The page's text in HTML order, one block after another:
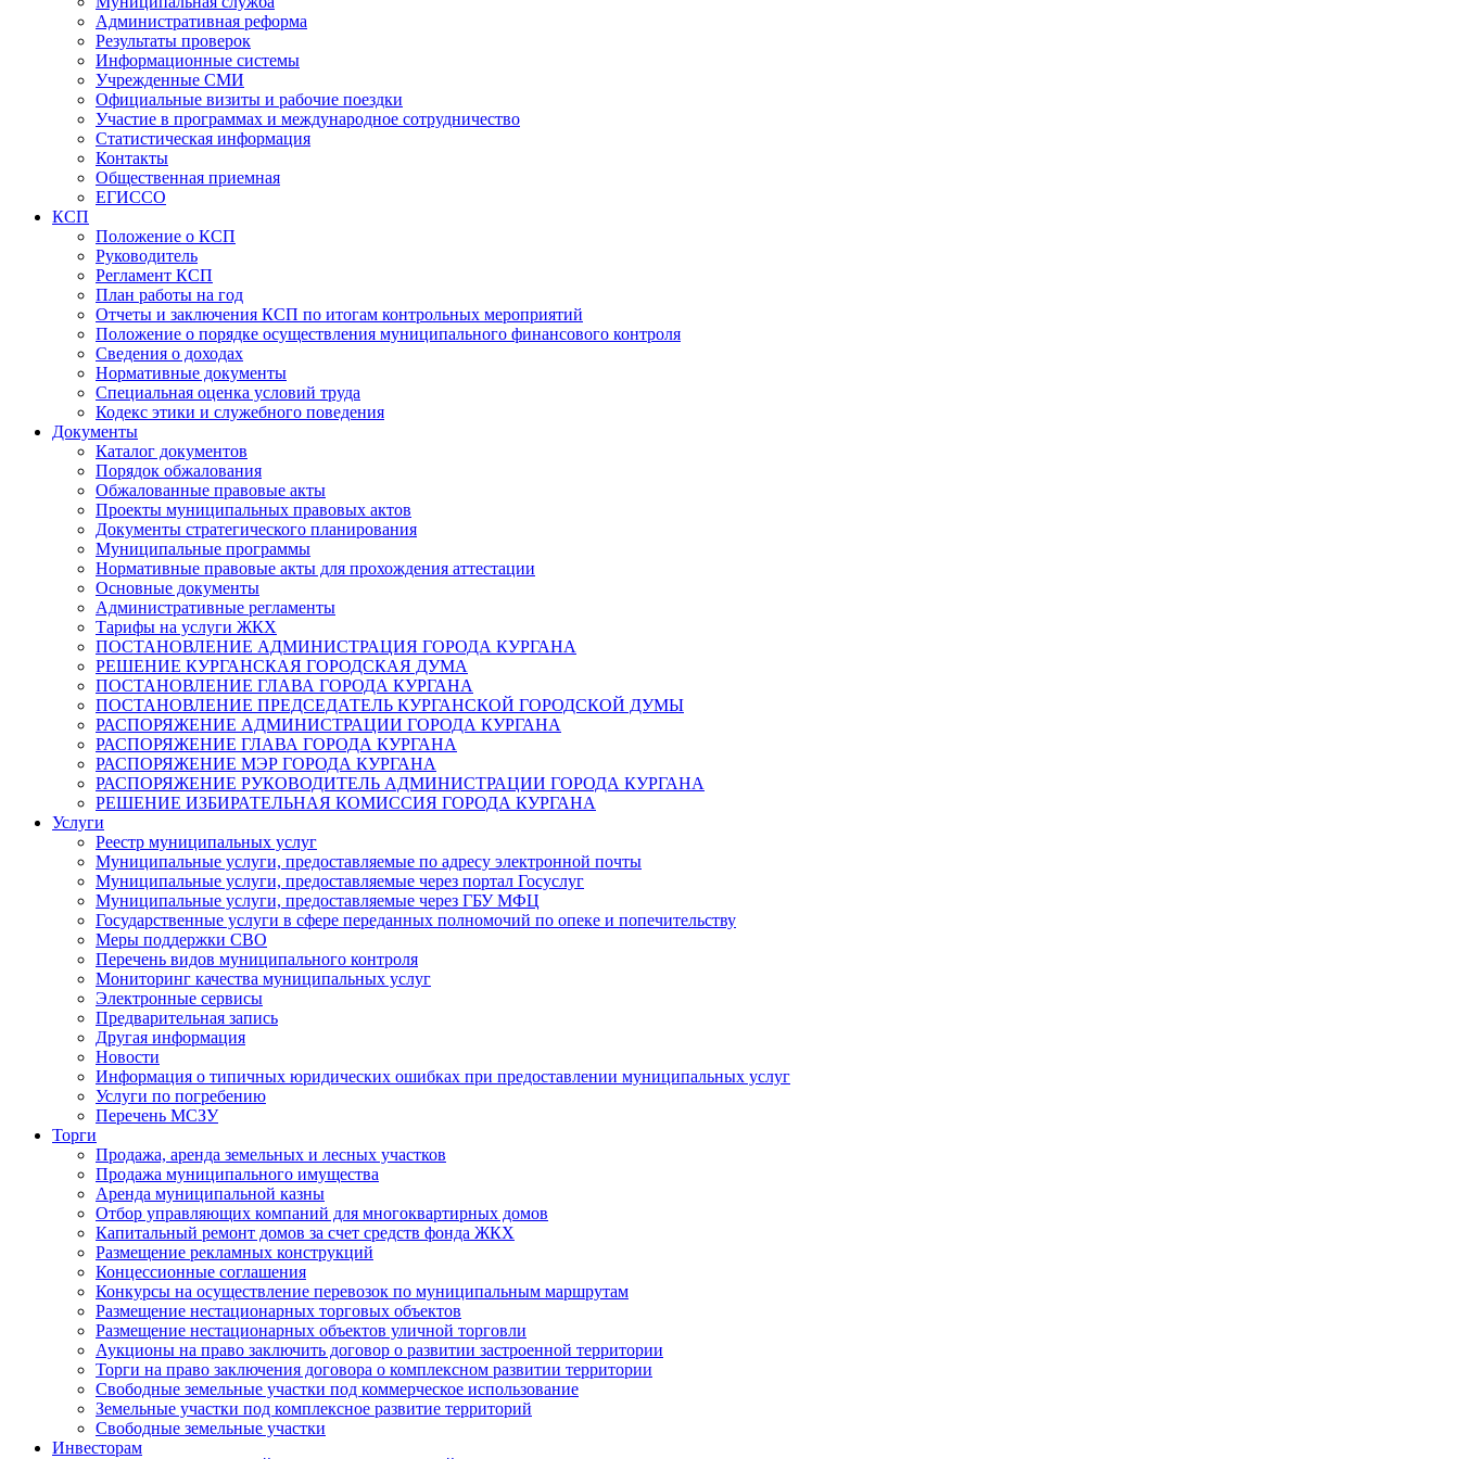
Административная реформа
Результаты проверок
Информационные системы
Учрежденные СМИ
Официальные визиты и рабочие поездки
Участие в программах и международное сотрудничество
Статистическая информация
Контакты
Общественная приемная
ЕГИССО
КСП
Положение о КСП
Руководитель
Регламент КСП
План работы на год
Отчеты и заключения КСП по итогам контрольных мероприятий
Положение о порядке осуществления муниципального финансового контроля
Сведения о доходах
Нормативные документы
Специальная оценка условий труда
Кодекс этики и служебного поведения
Документы
Каталог документов
Порядок обжалования
Обжалованные правовые акты
Проекты муниципальных правовых актов
Документы стратегического планирования
Муниципальные программы
Нормативные правовые акты для прохождения аттестации
Основные документы
Административные регламенты
Тарифы на услуги ЖКХ
ПОСТАНОВЛЕНИЕ АДМИНИСТРАЦИЯ ГОРОДА КУРГАНА
РЕШЕНИЕ КУРГАНСКАЯ ГОРОДСКАЯ ДУМА
ПОСТАНОВЛЕНИЕ ГЛАВА ГОРОДА КУРГАНА
ПОСТАНОВЛЕНИЕ ПРЕДСЕДАТЕЛЬ КУРГАНСКОЙ ГОРОДСКОЙ ДУМЫ
РАСПОРЯЖЕНИЕ АДМИНИСТРАЦИИ ГОРОДА КУРГАНА
РАСПОРЯЖЕНИЕ ГЛАВА ГОРОДА КУРГАНА
РАСПОРЯЖЕНИЕ МЭР ГОРОДА КУРГАНА
РАСПОРЯЖЕНИЕ РУКОВОДИТЕЛЬ АДМИНИСТРАЦИИ ГОРОДА КУРГАНА
РЕШЕНИЕ ИЗБИРАТЕЛЬНАЯ КОМИССИЯ ГОРОДА КУРГАНА
Услуги
Реестр муниципальных услуг
Муниципальные услуги, предоставляемые по адресу электронной почты
Муниципальные услуги, предоставляемые через портал Госуслуг
Муниципальные услуги, предоставляемые через ГБУ МФЦ
Государственные услуги в сфере переданных полномочий по опеке и попечительству
Меры поддержки СВО
Перечень видов муниципального контроля
Мониторинг качества муниципальных услуг
Электронные сервисы
Предварительная запись
Другая информация
Новости
Информация о типичных юридических ошибках при предоставлении муниципальных услуг
Услуги по погребению
Перечень МСЗУ
Торги
Продажа, аренда земельных и лесных участков
Продажа муниципального имущества
Аренда муниципальной казны
Отбор управляющих компаний для многоквартирных домов
Капитальный ремонт домов за счет средств фонда ЖКХ
Размещение рекламных конструкций
Концессионные соглашения
Конкурсы на осуществление перевозок по муниципальным маршрутам
Размещение нестационарных торговых объектов
Размещение нестационарных объектов уличной торговли
Аукционы на право заключить договор о развитии застроенной территории
Торги на право заключения договора о комплексном развитии территории
Свободные земельные участки под коммерческое использование
Земельные участки под комплексное развитие территорий
Свободные земельные участки
Инвесторам